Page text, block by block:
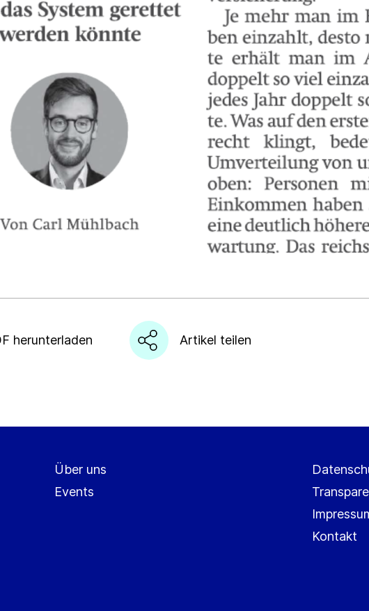
herunterladen Artikel teilen
Über uns
Events
Kontakt
Hiermit bestätige ich das Laden von reCAPTCHA. Es gelten die Google-
Nutzungsbedingungen.
Abbrechen Abonnieren
E-Mail Adresse*
Hiermit bestätige ich das Laden von reCAPTCHA. Es gelten die Google-
Datenschutzbestimmungen
Nutzungsbedingungen
Abbrechen Abonnieren